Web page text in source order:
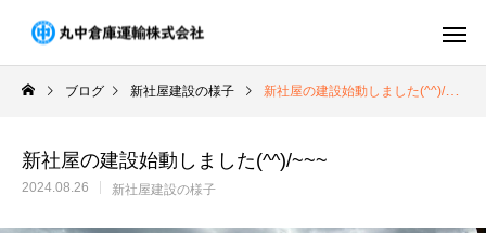
ブログ 新社屋建設の様子 新社屋の建設始動しました(^^)/~~~
新社屋の建設始動しました(^^)/~~~
2024.08.26 新社屋建設の様子